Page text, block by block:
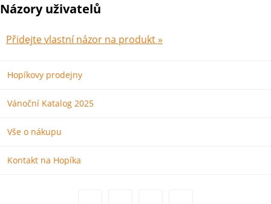
Názory uživatelů
Přidejte vlastní názor na produkt »
Hopíkovy prodejny
Vánoční Katalog 2025
Vše o nákupu
Kontakt na Hopíka